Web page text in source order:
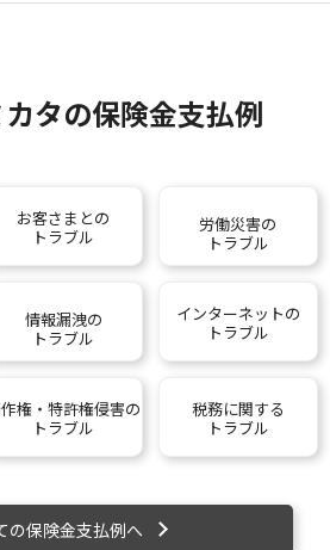
タの保険金支払例
お客さまとの
トラブル
労働災害の
トラブル
情報漏洩の
トラブル
インターネットの
トラブル
権・特許権侵害の
トラブル
税務に関する
トラブル
の保険金支払例へ